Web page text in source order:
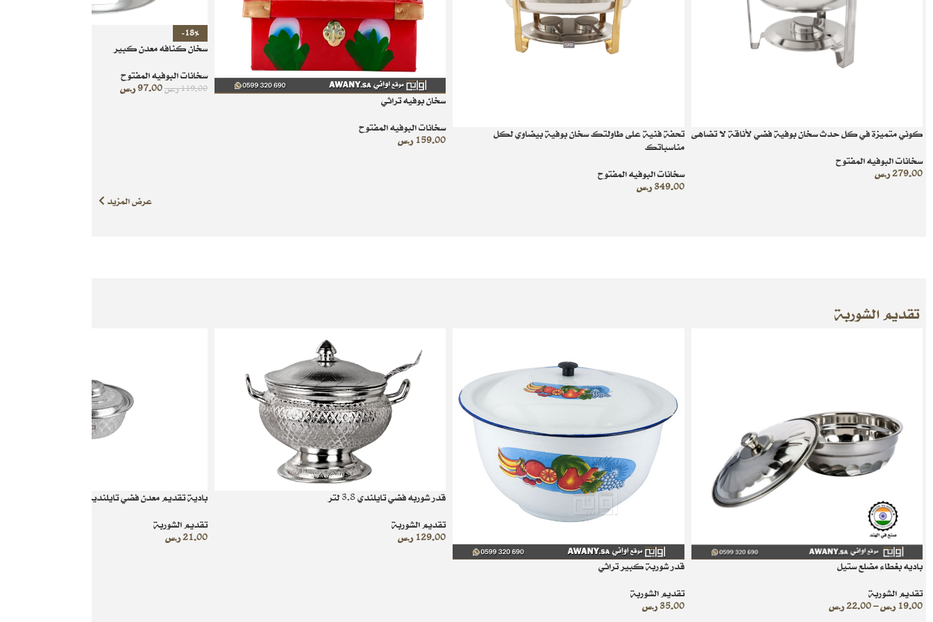
كوني متميزة في كل حدث سخان بوفية فضي لأناقة لا تضاهى
سخانات البوفيه المفتوح
279.00ر.س
تحفة فنية على طاولتك سخان بوفية بيضاوي لكل
مناسباتك
سخانات البوفيه المفتوح
349.00 ر.س
سخان بوفيه تراثي
سخانات البوفيه المفتوح
159.00 ر.س
-18%
سخان كنافه معدن كبير
سخانات البوفيه المفتوح
119.00ر.س97.00ر.س
عرض المزيد
تقديم الشوربة
باديه بغطاء مضلع ستيل
تقديم الشوربة
19.00 ر.س–
22.00ر.س
قدر شوربة كبير تراثي
تقديم الشوربة
35.00 ر.س
قدر شوربه فضي تايلندي 3.8 لتر
تقديم الشوربة
129.00 ر.س
بادية تقديم معدن فضي تايلندية فخامة التقديم مقاس 12
تقديم الشوربة
21.00ر.س